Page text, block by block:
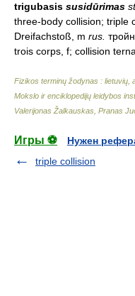
trigubasis susidūrimas
three-body collision; triple
Dreifachstoß, m rus.
trois corps, f; collision
Fizikos terminų žodynas : lietuvių,
Mokslo ir enciklopedijų leidybos
Valerijonas Žalkauskas, Pranas
Игры ⚽
Нужен
triple collision